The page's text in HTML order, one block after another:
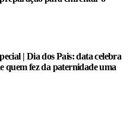
| Dia dos Pais: data celebra
quem fez da paternidade uma